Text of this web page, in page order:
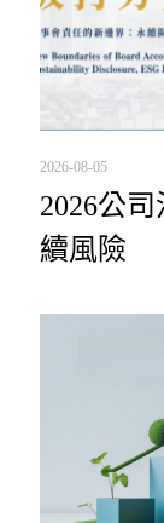
2026-08-05
2026公
續風險